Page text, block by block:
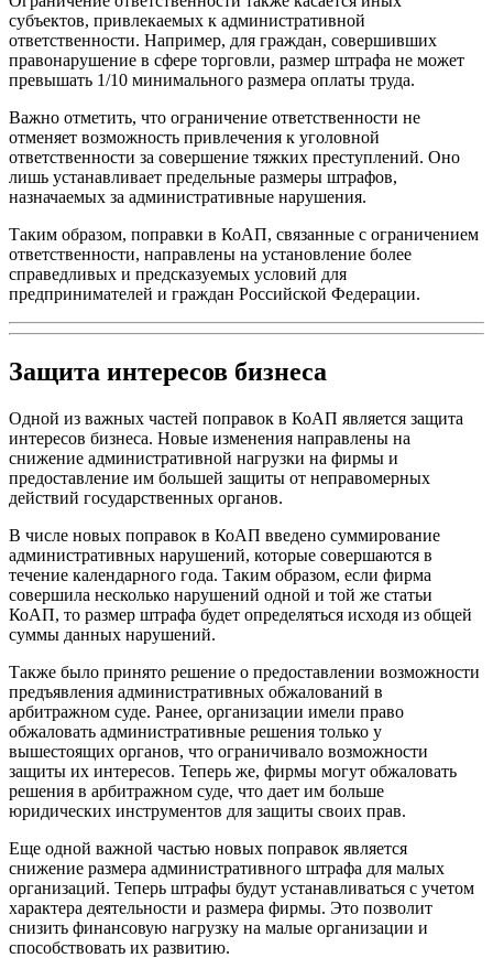
субъектов, привлекаемых к административной
ответственности. Например, для граждан, совершивших
правонарушение в сфере торговли, размер штрафа не может
превышать 1/10 минимального размера оплаты труда.
Важно отметить, что ограничение ответственности не
отменяет возможность привлечения к уголовной
ответственности за совершение тяжких преступлений. Оно
лишь устанавливает предельные размеры штрафов,
назначаемых за административные нарушения.
Таким образом, поправки в КоАП, связанные с ограничением
ответственности, направлены на установление более
справедливых и предсказуемых условий для
предпринимателей и граждан Российской Федерации.
Защита интересов бизнеса
Одной из важных частей поправок в КоАП является защита
интересов бизнеса. Новые изменения направлены на
снижение административной нагрузки на фирмы и
предоставление им большей защиты от неправомерных
действий государственных органов.
В числе новых поправок в КоАП введено суммирование
административных нарушений, которые совершаются в
течение календарного года. Таким образом, если фирма
совершила несколько нарушений одной и той же статьи
КоАП, то размер штрафа будет определяться исходя из общей
суммы данных нарушений.
Также было принято решение о предоставлении возможности
предъявления административных обжалований в
арбитражном суде. Ранее, организации имели право
обжаловать административные решения только у
вышестоящих органов, что ограничивало возможности
защиты их интересов. Теперь же, фирмы могут обжаловать
решения в арбитражном суде, что дает им больше
юридических инструментов для защиты своих прав.
Еще одной важной частью новых поправок является
снижение размера административного штрафа для малых
организаций. Теперь штрафы будут устанавливаться с учетом
характера деятельности и размера фирмы. Это позволит
снизить финансовую нагрузку на малые организации и
способствовать их развитию.